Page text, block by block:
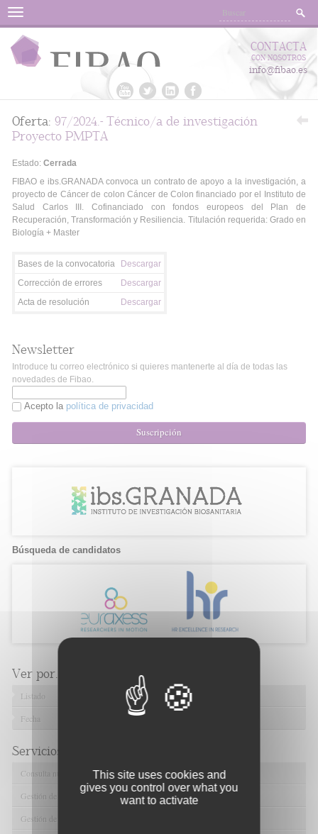
Menu
CONTACTA
CON NOSOTROS
info@fibao.es
Oferta: 97/2024.- Técnico/a de investigación
Proyecto PMPTA
Estado: Cerrada
FIBAO e ibs.GRANADA convoca un contrato de apoyo a la investigación, a
proyecto de Cáncer de colon Cáncer de Colon financiado por el Instituto de
Salud Carlos III. Cofinanciado con fondos europeos del Plan de
Recuperación, Transformación y Resiliencia. Titulación requerida: Grado en
Biología + Master
Bases de la convocatoria
Descargar
Corrección de errores
Descargar
Acta de resolución
Descargar
Newsletter
Introduce tu correo electrónico si quieres mantenerte al día de todas las
novedades de Fibao.
Acepto la política de privacidad
Suscripción
Búsqueda de candidatos
Ver por...
Listado
Fecha
Servicios de FIBAO
Consulta nuestras Ofertas Tecnológicas
Gestión de Ensayos Clínicos y Estudios Observacionales
Gestión de la Innovación y la Transferencia Tecnológica
This site uses cookies and
gives you control over what you
want to activate